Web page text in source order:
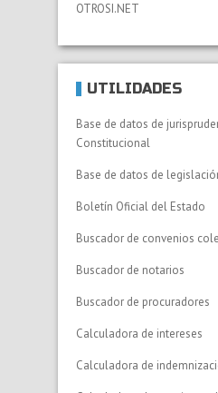
OTROSI.NET
UTILIDADES
Base de datos de
Constitucional
Base de datos de
Boletín Oficial del Estado
Buscador de convenios
Buscador de notarios
Buscador de procuradores
Calculadora de intereses
Calculadora de